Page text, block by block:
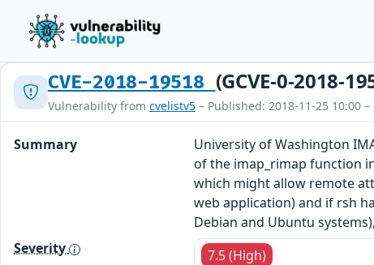
CVE-2018-19518 (GCVE-0-2018-
Vulnerability from cvelistv5 – Published: 2018-11-25 10:00
Summary
University of Washington
of the imap_rimap function
which might allow remote
web application) and if rsh
Debian and Ubuntu
Severity
7.5 (High)